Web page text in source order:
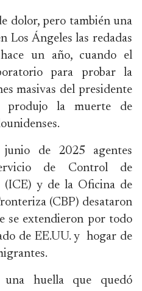
dolor, pero también una
Los Ángeles las redadas
un año, cuando el
para probar la
masivas del presidente
la muerte de
de 2025 agentes
de Control de
(ICE) y de la Oficina de
(CBP) desataron
se extendieron por todo
de EE.UU. y hogar de
una huella que quedó